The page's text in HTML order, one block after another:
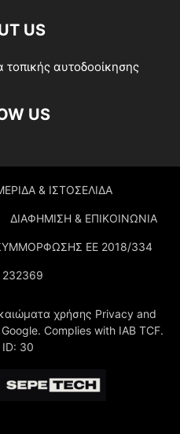
US
τοπικής αυτοδοοίκησης
US
& ΙΣΤΟΣΕΛΙΔΑ
ΔΙΑΦΗΜΙΣΗ & ΕΠΙΚΟΙΝΩΝΙΑ
ΕΕ 2018/334
χρήσης Privacy and
Complies with IAB TCF.
ID: 30